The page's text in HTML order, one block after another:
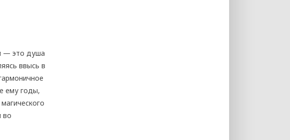
— это душа
ввысь в
ему годы,
во